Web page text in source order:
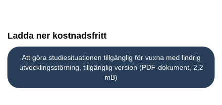
Ladda ner kostnadsfritt
Att göra studiesituationen tillgänglig för vuxna med lindrig
utvecklingsstörning, tillgänglig version (PDF-dokument, 2,2
mB)